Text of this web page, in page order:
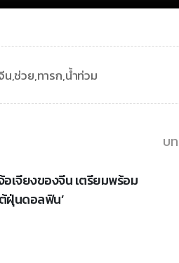
น,ช่วย,ทารก,น้ำท่วม
เจียงของจีน เตรียมพร้อม
ฝุ่นดอลฟิน’
บ